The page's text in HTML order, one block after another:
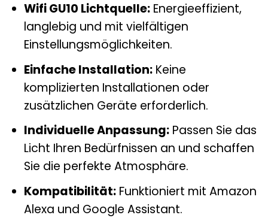
Wifi GU10 Lichtquelle:Energieeffizient,
langlebig und mit vielfältigen
Einstellungsmöglichkeiten.
Einfache Installation:Keine
komplizierten Installationen oder
zusätzlichen Geräte erforderlich.
Individuelle Anpassung:Passen Sie das
Licht Ihren Bedürfnissen an und schaffen
Sie die perfekte Atmosphäre.
Kompatibilität:Funktioniert mit Amazon
Alexa und Google Assistant.